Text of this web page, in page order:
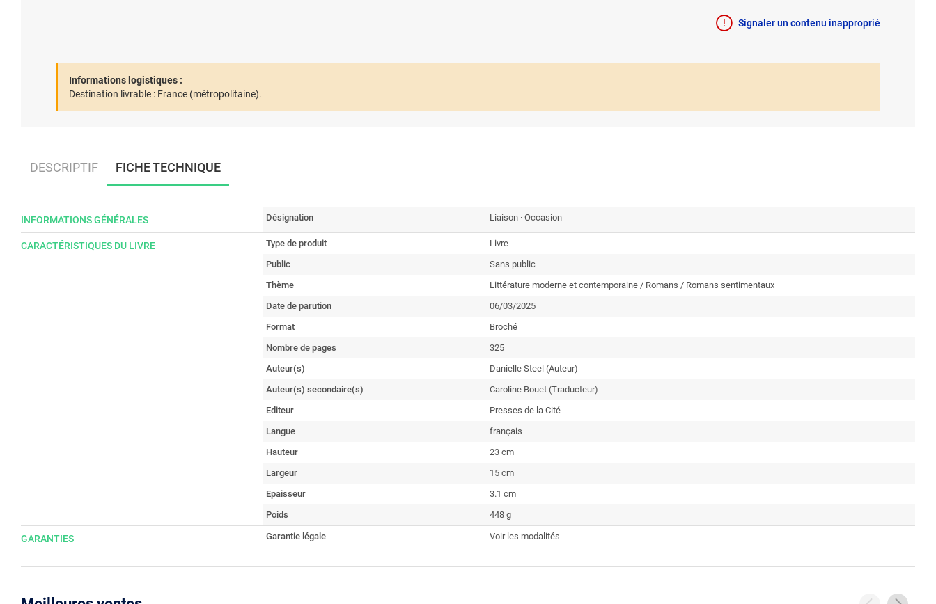
Signaler un contenu inapproprié
Informations logistiques :
Destination livrable : France (métropolitaine).
DESCRIPTIF FICHE TECHNIQUE
INFORMATIONS GÉNÉRALES Désignation Liaison · Occasion
CARACTÉRISTIQUES DU LIVRE Type de produit
Livre
Public
Sans public
Thème
Littérature moderne et contemporaine / Romans / Romans sentimentaux
Date de parution
06/03/2025
Format
Broché
Nombre de pages
325
Auteur(s)
Danielle Steel (Auteur)
Auteur(s) secondaire(s)
Caroline Bouet (Traducteur)
Editeur
Presses de la Cité
Langue
français
Hauteur
23 cm
Largeur
15 cm
Epaisseur
3.1 cm
Poids
448 g
GARANTIES Garantie légale Voir les modalités